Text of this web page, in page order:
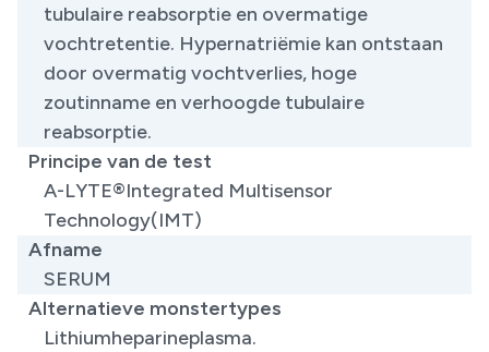
tubulaire reabsorptie en overmatige
vochtretentie. Hypernatriëmie kan ontstaan
door overmatig vochtverlies, hoge
zoutinname en verhoogde tubulaire
reabsorptie.
Principe van de test
A-LYTE®Integrated Multisensor
Technology(IMT)
Afname
SERUM
Alternatieve monstertypes
Lithiumheparineplasma.